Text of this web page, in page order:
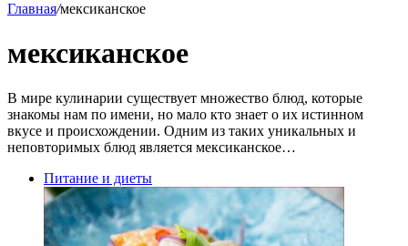
Главная/мексиканское
мексиканское
В мире кулинарии существует множество блюд, которые
знакомы нам по имени, но мало кто знает о их истинном
вкусе и происхождении. Одним из таких уникальных и
неповторимых блюд является мексиканское…
Питание и диеты